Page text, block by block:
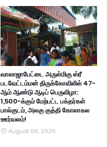
வாலாஜாபேட்டை அருள்மிகு ஸ்ரீ
படவேட்டம்மன் திருக்கோவிலில் 47-
ஆம் ஆண்டு ஆடிப் பெருவிழா:
1,500-க்கும் மேற்பட்ட பக்தர்கள்
பால்குடம், அலகு குத்தி கோலாகல
ஊர்வலம்!
August 06, 2026